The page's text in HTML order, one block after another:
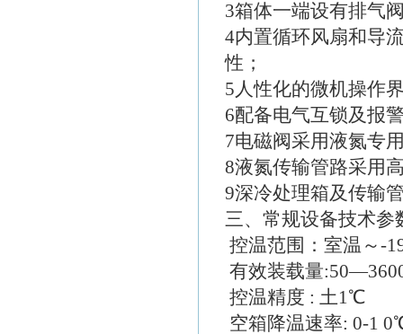
3箱体一端设有排气
4内置循环风扇和导
性；
5人性化的微机操作
6配备电气互锁及报
7电磁阀采用液氮专
8液氮传输管路采用
9深冷处理箱及传输
三、常规设备技术参
控温范围：室温～-
有效装载量
控温精度 : 土1℃
空箱降温速率: 0-1